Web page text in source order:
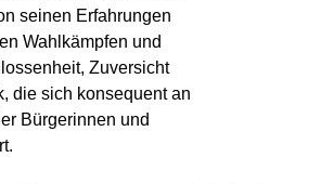
seinen Erfahrungen
Wahlkämpfen und
Zuversicht
die sich konsequent an
Bürgerinnen und